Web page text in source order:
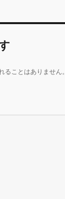
ることはありません。